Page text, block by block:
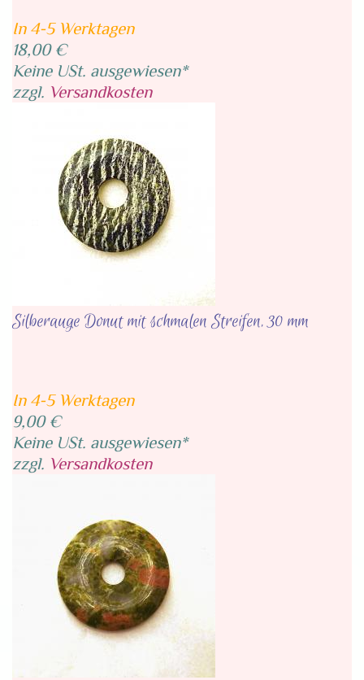
In 4-5 Werktagen
18,00 €
Keine USt. ausgewiesen*
zzgl. Versandkosten
Silberauge Donut mit schmalen Streifen, 30 mm
In 4-5 Werktagen
9,00 €
Keine USt. ausgewiesen*
zzgl. Versandkosten